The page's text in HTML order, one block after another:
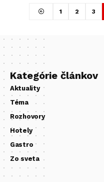
1 2 3
Kategórie článkov
Aktuality
Téma
Rozhovory
Hotely
Gastro
Zo sveta